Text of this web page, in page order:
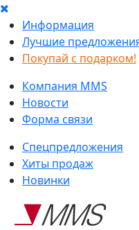
Информация
Лучшие
Покупай с подарком!
Компания MMS
Новости
Форма связи
Спецпредложения
Хиты продаж
Новинки